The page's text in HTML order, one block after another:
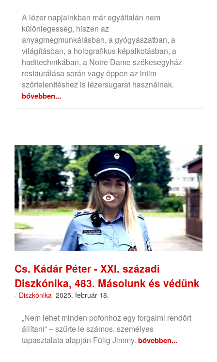
A lézer napjainkban már egyáltalán nem
különlegesség, hiszen az
anyagmegmunkálásban, a gyógyászatban, a
világításban, a holografikus képalkotásban, a
haditechnikában, a Notre Dame székesegyház
restaurálása során vagy éppen az intim
szőrtelenítéshez is lézersugarat használnak.
bővebben...
Cs. Kádár Péter - XXI. századi
Diszkónika, 483. Másolunk és védünk
- Diszkónika 2025. február 18.
„Nem lehet minden pofonhoz egy forgalmi rendőrt
állítani” – szűrte le számos, személyes
tapasztalata alapján Fülig Jimmy. bővebben...